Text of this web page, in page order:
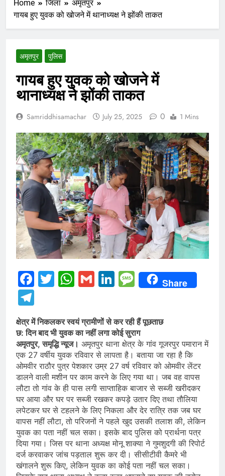
Home जिला
अमृतपुर
गायब हुए युवक को खोजने में थानाध्यक्ष ने झोंकी ताकत
अमृतपुर पुलिस
गायब हुए युवक को खोजने में
थानाध्यक्ष ने झोंकी ताकत
Samriddhisamachar July 25, 2025 0 1 Mins
Facebook
Twitter
WhatsApp
GmailLinkedIn
Message
Share
क्षेत्र में निकलकर स्वयं ग्रामीणों से कर रही हैं पूछताछ
छ: दिन बाद भी युवक का नहीं लगा कोई सुराग
अमृतपुर, समृद्धि न्यूज। अमृतपुर थाना क्षेत्र के गांव गूजरपुर पमारान में
एक 27 वर्षीय युवक रविवार से लापता है। बताया जा रहा है कि
ओमवीर राठौर पुत्र पेशकार उम्र 27 वर्ष रविवार को ओमवीर लेंटर
डालने वाली मशीन पर काम करने के लिए गया था। जब वह वापस
लौटा तो गांव के ही पास लगी साप्ताहिक बाजार से सब्जी खरीदकर
घर आया और घर पर सब्जी रखकर कपड़े उतार दिए तथा तौलिया
लपेटकर घर से टहलने के लिए निकला और देर रात्रि तक जब घर
वापस नहीं लौटा, तो परिजनों ने पहले खुद उसकी तलाश की, लेकिन
युवक का पता नहीं चल सका। इसके बाद पुलिस को प्रार्थना पत्र
दिया गया। जिस पर थाना अध्यक्ष मोनू शाक्या ने गुमशुदगी की रिपोर्ट
दर्ज करवाकर जांच पड़ताल शुरू कर दी। सीसीटीवी कैमरे भी
खंगालने शुरू किए, लेकिन युवक का कोई पता नहीं चल सका।